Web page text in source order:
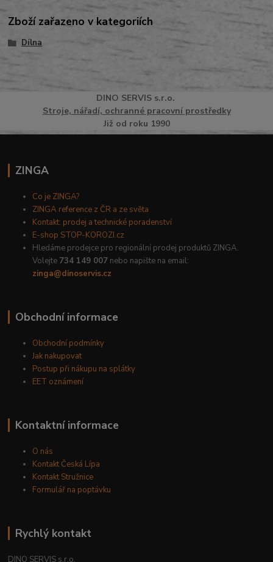
Zboží zařazeno v kategoriích
Dílna
DINO SERVISs.r.o.
Stroje, nářadí, ochranné pracovní prostředky
Již od roku 1990
ZINGA
Co je ZINGA?
ZINGA reference z ČR a ze světa
Kontakt: prodej a technické poradenství
E-shop STOP-KOROZI.cz
Hledáme prodejce pro regionální prodej produktů ZINGA.
Volejte 734 149 007 nebo napište na email:
zinga@dinoservis.cz
Obchodní informace
Obchodní podmínky
Jak nakupovat
Postup při nákupu na splátky
EET oznámení
Kontaktní informace
O nás
Kontakt Česká Lípa
Kontakt Stružnice
Formulář na poptávku
Rychlý kontakt
DINO SERVIS s.r.o.